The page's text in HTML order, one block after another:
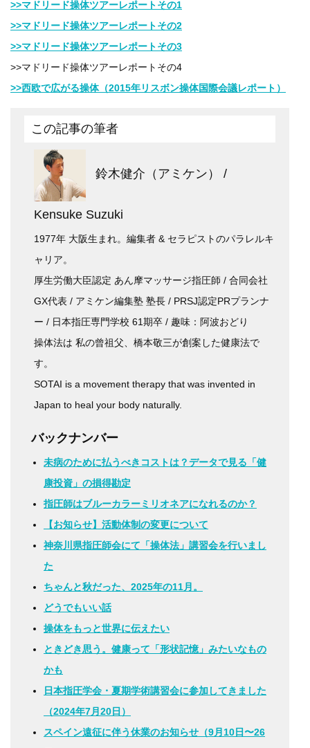
>>マドリード操体ツアーレポートその1
>>マドリード操体ツアーレポートその2
>>マドリード操体ツアーレポートその3
>>マドリード操体ツアーレポートその4
>>西欧で広がる操体（2015年リスボン操体国際会議レポート）
この記事の筆者
鈴木健介（アミケン） /
Kensuke Suzuki
1977年 大阪生まれ。編集者 & セラピストのパラレルキ
ャリア。
厚生労働大臣認定 あん摩マッサージ指圧師 / 合同会社
GX代表 / アミケン編集塾 塾長 / PRSJ認定PRプランナ
ー / 日本指圧専門学校 61期卒 / 趣味：阿波おどり
操体法は 私の曾祖父、橋本敬三が創案した健康法で
す。
SOTAI is a movement therapy that was invented in
Japan to heal your body naturally.
バックナンバー
未病のために払うべきコストは？データで見る「健
康投資」の損得勘定
指圧師はブルーカラーミリオネアになれるのか？
【お知らせ】活動体制の変更について
神奈川県指圧師会にて「操体法」講習会を行いまし
た
ちゃんと秋だった、2025年の11月。
どうでもいい話
操体をもっと世界に伝えたい
ときどき思う。健康って「形状記憶」みたいなもの
かも
日本指圧学会・夏期学術講習会に参加してきました
（2024年7月20日）
スペイン遠征に伴う休業のお知らせ（9月10日〜26